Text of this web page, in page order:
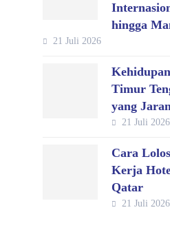
hingga
21 Juli 2026
Timur
yang
21 Juli 2026
Cara
Kerja
Qatar
21 Juli 2026